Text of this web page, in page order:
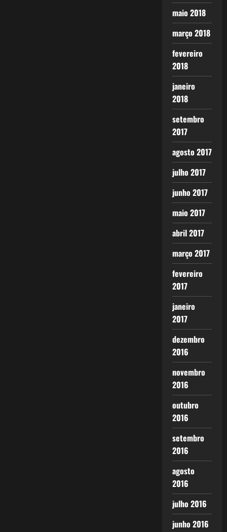
maio 2018
março 2018
fevereiro
2018
janeiro
2018
setembro
2017
agosto 2017
julho 2017
junho 2017
maio 2017
abril 2017
março 2017
fevereiro
2017
janeiro
2017
dezembro
2016
novembro
2016
outubro
2016
setembro
2016
agosto
2016
julho 2016
junho 2016